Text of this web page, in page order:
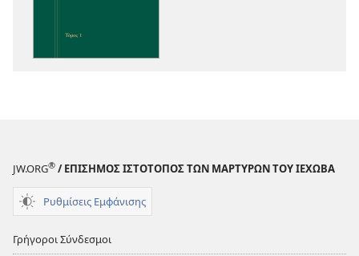
JW.ORG® / ΕΠΙΣΗΜΟΣ ΙΣΤΟΤΟΠΟΣ ΤΩΝ ΜΑΡΤΥΡΩΝ ΤΟΥ ΙΕΧΩΒΑ
Ρυθμίσεις Εμφάνισης
Γρήγοροι Σύνδεσμοι